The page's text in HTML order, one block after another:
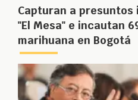
Capturan a
"El Mesa" e incautan
marihuana en Bogotá